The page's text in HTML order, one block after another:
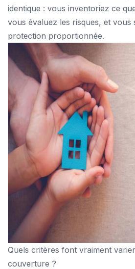
identique : vous inventoriez ce
vous évaluez les risques, et vous
protection proportionnée.
Quels critères font vraiment
couverture ?